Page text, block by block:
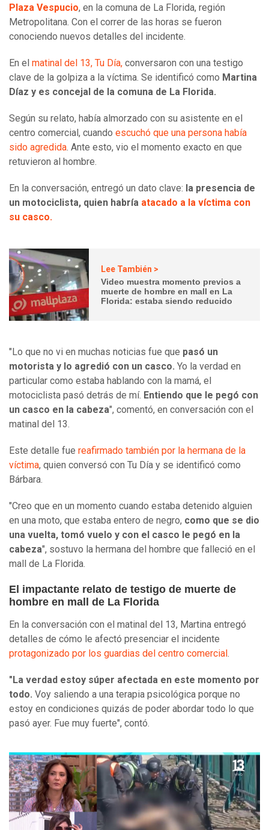
Plaza Vespucio, en la comuna de La Florida, región
Metropolitana. Con el correr de las horas se fueron
conociendo nuevos detalles del incidente.
En el matinal del 13, Tu Día, conversaron con una testigo
clave de la golpiza a la víctima. Se identificó como Martina
Díaz y es concejal de la comuna de La Florida.
Según su relato, había almorzado con su asistente en el
centro comercial, cuando escuchó que una persona había
sido agredida. Ante esto, vio el momento exacto en que
retuvieron al hombre.
En la conversación, entregó un dato clave: la presencia de
un motociclista, quien habría atacado a la víctima con
su casco.
Lee También >
Video muestra momento previos a
muerte de hombre en mall en La
Florida: estaba siendo reducido
"Lo que no vi en muchas noticias fue que pasó un
motorista y lo agredió con un casco. Yo la verdad en
particular como estaba hablando con la mamá, el
motociclista pasó detrás de mí. Entiendo que le pegó con
un casco en la cabeza", comentó, en conversación con el
matinal del 13.
Este detalle fue reafirmado también por la hermana de la
víctima, quien conversó con Tu Día y se identificó como
Bárbara.
"Creo que en un momento cuando estaba detenido alguien
en una moto, que estaba entero de negro, como que se dio
una vuelta, tomó vuelo y con el casco le pegó en la
cabeza", sostuvo la hermana del hombre que falleció en el
mall de La Florida.
El impactante relato de testigo de muerte de
hombre en mall de La Florida
En la conversación con el matinal del 13, Martina entregó
detalles de cómo le afectó presenciar el incidente
protagonizado por los guardias del centro comercial.
"La verdad estoy súper afectada en este momento por
todo. Voy saliendo a una terapia psicológica porque no
estoy en condiciones quizás de poder abordar todo lo que
pasó ayer. Fue muy fuerte", contó.